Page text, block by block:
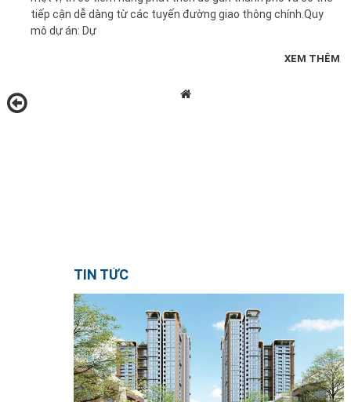
tiếp cận dễ dàng từ các tuyến đường giao thông chính.Quy
mô dự án: Dự
XEM THÊM
TIN TỨC